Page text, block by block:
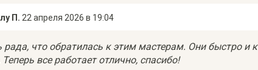
П. 22 апреля 2026 в 19:04
рада, что обратилась к этим мастерам. Они быстро и
все работает отлично, спасибо!